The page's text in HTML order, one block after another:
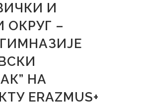
И
ОКРУГ –
НА
ERAZMUS+